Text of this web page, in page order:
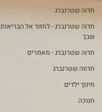
חדוה שטרנברג
חדוה שטרנברג - לחזור אל הבריאות
שבך
חדוה שטרנברג - מאמרים
חדווה שטרנברג
חינוך ילדים
חנוכה